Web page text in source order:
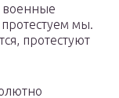
военные
мы.
протестуют